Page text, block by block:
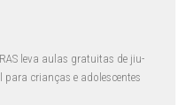
leva aulas gratuitas de jiu-
crianças e adolescentes